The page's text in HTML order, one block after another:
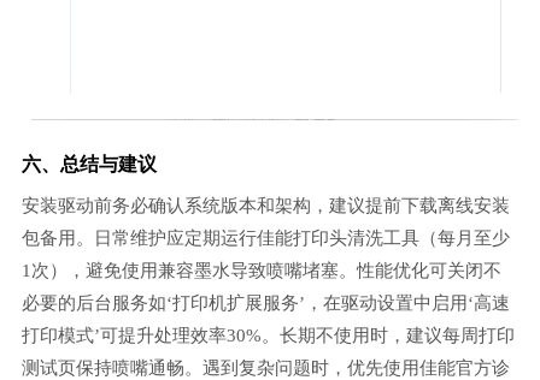
六、总结与建议
安装驱动前务必确认系统版本和架构，建议提前下载离线安装
包备用。日常维护应定期运行佳能打印头清洗工具（每月至少
1次），避免使用兼容墨水导致喷嘴堵塞。性能优化可关闭不
必要的后台服务如‘打印机扩展服务’，在驱动设置中启用‘高速
打印模式’可提升处理效率30%。长期不使用时，建议每周打印
测试页保持喷嘴通畅。遇到复杂问题时，优先使用佳能官方诊